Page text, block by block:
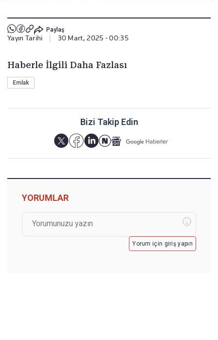
Paylaş
Yayın Tarihi 30 Mart, 2025 - 00:35
Haberle İlgili Daha Fazlası
Emlak
Bizi Takip Edin
YORUMLAR
Yorum için giriş yapın